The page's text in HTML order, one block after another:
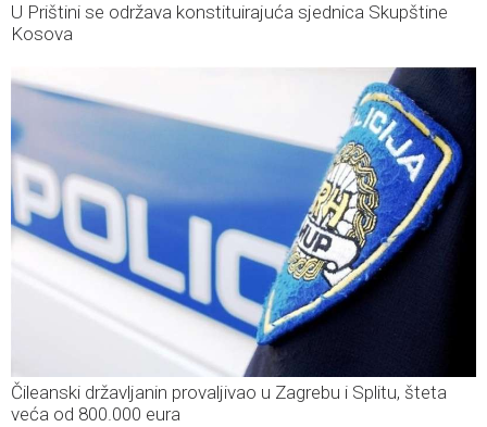
U Prištini se održava konstituirajuća sjednica Skupštine
Kosova
Čileanski državljanin provaljivao u Zagrebu i Splitu, šteta
veća od 800.000 eura